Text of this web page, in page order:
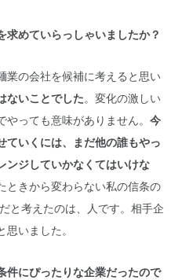
めていらっしゃいましたか？
業の会社を候補に考えると思い
ないことでした。変化の激しい
っても意味がありません。 今
ていくには、まだ他の誰もやっ
ンジしていかなくてはいけな
ときから変わらない私の信条の
と考えたのは、人です。相手企
いました。
にぴったりな企業だったので